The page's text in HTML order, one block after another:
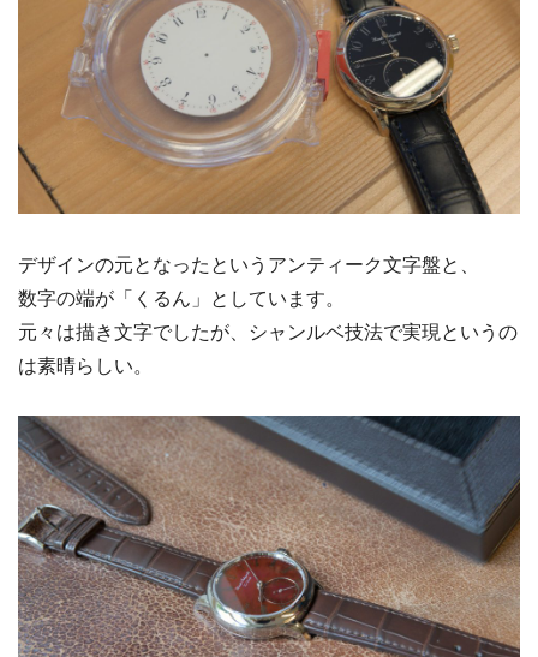
デザインの元となったというアンティーク文字盤と、
数字の端が「くるん」としています。
元々は描き文字でしたが、シャンルベ技法で実現というの
は素晴らしい。